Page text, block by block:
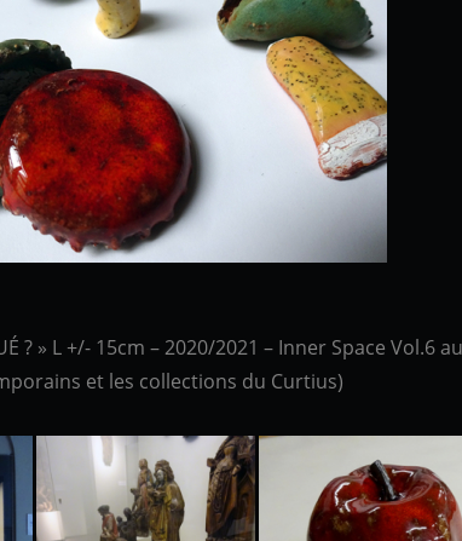
? » L +/- 15cm – 2020/2021 – Inner Space Vol.6
et les collections du Curtius)